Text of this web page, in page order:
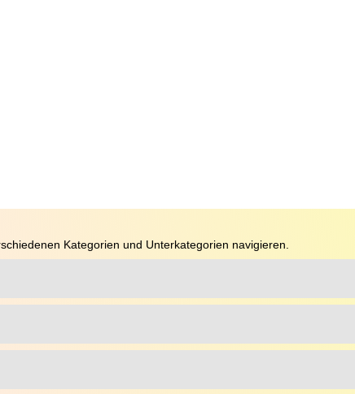
Kategorien und Unterkategorien navigieren.